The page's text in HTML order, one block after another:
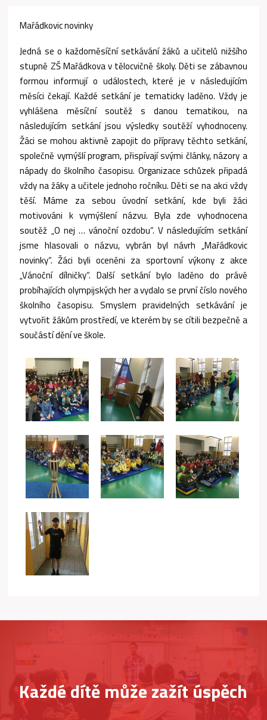
Mařádkovic novinky
Jedná se o každoměsíční setkávání žáků a učitelů nižšího
stupně ZŠ Mařádkova v tělocvičně školy. Děti se zábavnou
formou informují o událostech, které je v následujícím
měsíci čekají. Každé setkání je tematicky laděno. Vždy je
vyhlášena měsíční soutěž s danou tematikou, na
následujícím setkání jsou výsledky soutěží vyhodnoceny.
Žáci se mohou aktivně zapojit do přípravy těchto setkání,
společně vymýšlí program, přispívají svými články, názory a
nápady do školního časopisu. Organizace schůzek připadá
vždy na žáky a učitele jednoho ročníku. Děti se na akci vždy
těší. Máme za sebou úvodní setkání, kde byli žáci
motivováni k vymýšlení názvu. Byla zde vyhodnocena
soutěž „O nej … vánoční ozdobu“. V následujícím setkání
jsme hlasovali o názvu, vybrán byl návrh „Mařádkovic
novinky“. Žáci byli oceněni za sportovní výkony z akce
„Vánoční dílničky“. Další setkání bylo laděno do právě
probíhajících olympijských her a vydalo se první číslo nového
školního časopisu. Smyslem pravidelných setkávání je
vytvořit žákům prostředí, ve kterém by se cítili bezpečně a
součástí dění ve škole.
Každé dítě může zažít úspěch